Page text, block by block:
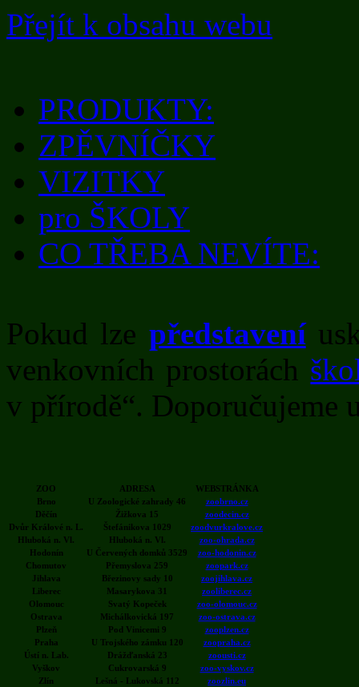
Přejít k obsahu webu
PRODUKTY:
ZPĚVNÍČKY
VIZITKY
pro ŠKOLY
CO TŘEBA NEVÍTE:
Pokud lze představení
venkovních prostorách
v přírodě“. Doporučujeme
ZOO ADRESA
WEBSTRÁNKA
Brno
U Zoologické zahrady 46
zoobrno.cz
Děčín
Žižkova 15
zoodecin.cz
Dvůr Králové n. L.
Štefánikova 1029
zoodvurkralove.cz
Hluboká n. Vl.
Hluboká n. Vl.
zoo-ohrada.cz
Hodonín
U Červených domků 3529
zoo-hodonin.cz
Chomutov
Přemyslova 259
zoopark.cz
Jihlava
Březinovy sady 10
zoojihlava.cz
Liberec
Masarykova 31
zooliberec.cz
Olomouc
Svatý Kopeček
zoo-olomouc.cz
Ostrava
Michálkovická 197
zoo-ostrava.cz
Plzeň
Pod Vinicemi 9
zooplzen.cz
Praha
U Trojského zámku 120
zoopraha.cz
Ústí n. Lab.
Drážďanská 23
zoousti.cz
Vyškov
Cukrovarská 9
zoo-vyskov.cz
Zlín
Lešná - Lukovská 112 zoozlin.eu